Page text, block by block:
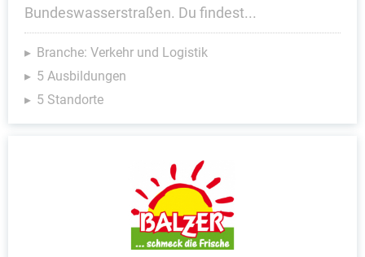
Bundeswasserstraßen. Du findest...
Branche: Verkehr und Logistik
5 Ausbildungen
5 Standorte